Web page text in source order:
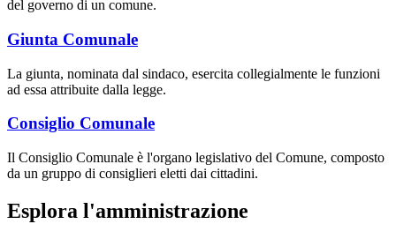
del governo di un comune.
Giunta Comunale
La giunta, nominata dal sindaco, esercita collegialmente le funzioni
ad essa attribuite dalla legge.
Consiglio Comunale
Il Consiglio Comunale è l'organo legislativo del Comune, composto
da un gruppo di consiglieri eletti dai cittadini.
Esplora l'amministrazione